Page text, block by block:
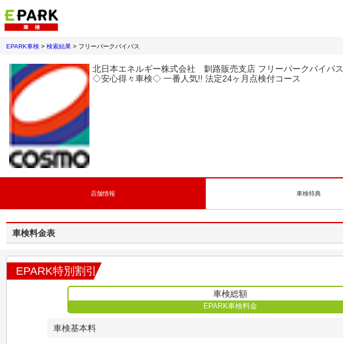
EPARK車検 > 検索結果 > フリーパークバイパス
北日本エネルギー株式会社 釧路販売支店 フリーパークバイパス
◇安心得々車検◇ 一番人気!! 法定24ヶ月点検付コース
店舗情報 車検特典
車検料金表
EPARK特別割引
車検総額
EPARK車検料金
車検基本料